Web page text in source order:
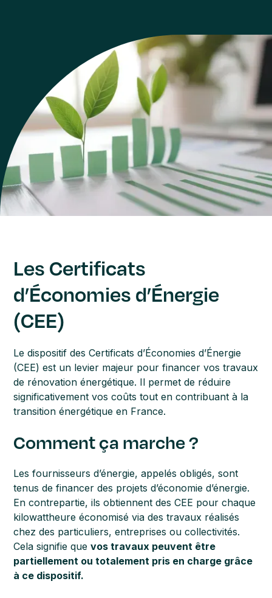
Les Certificats
d’Économies d’Énergie
(CEE)
Le dispositif des Certificats d’Économies d’Énergie
(CEE) est un levier majeur pour financer vos travaux
de rénovation énergétique. Il permet de réduire
significativement vos coûts tout en contribuant à la
transition énergétique en France.
Comment ça marche ?
Les fournisseurs d’énergie, appelés obligés, sont
tenus de financer des projets d’économie d’énergie.
En contrepartie, ils obtiennent des CEE pour chaque
kilowattheure économisé via des travaux réalisés
chez des particuliers, entreprises ou collectivités.
Cela signifie quevos travaux peuvent être
partiellement ou totalement pris en charge grâce
à ce dispositif.